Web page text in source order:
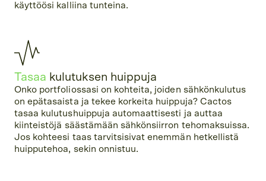
käyttöösi kalliina tunteina.
Tasaa kulutuksen huippuja
Onko portfoliossasi on kohteita, joiden sähkönkulutus
on epätasaista ja tekee korkeita huippuja? Cactos
tasaa kulutushuippuja automaattisesti ja auttaa
kiinteistöjä säästämään sähkönsiirron tehomaksuissa.
Jos kohteesi taas tarvitsisivat enemmän hetkellistä
huipputehoa, sekin onnistuu.